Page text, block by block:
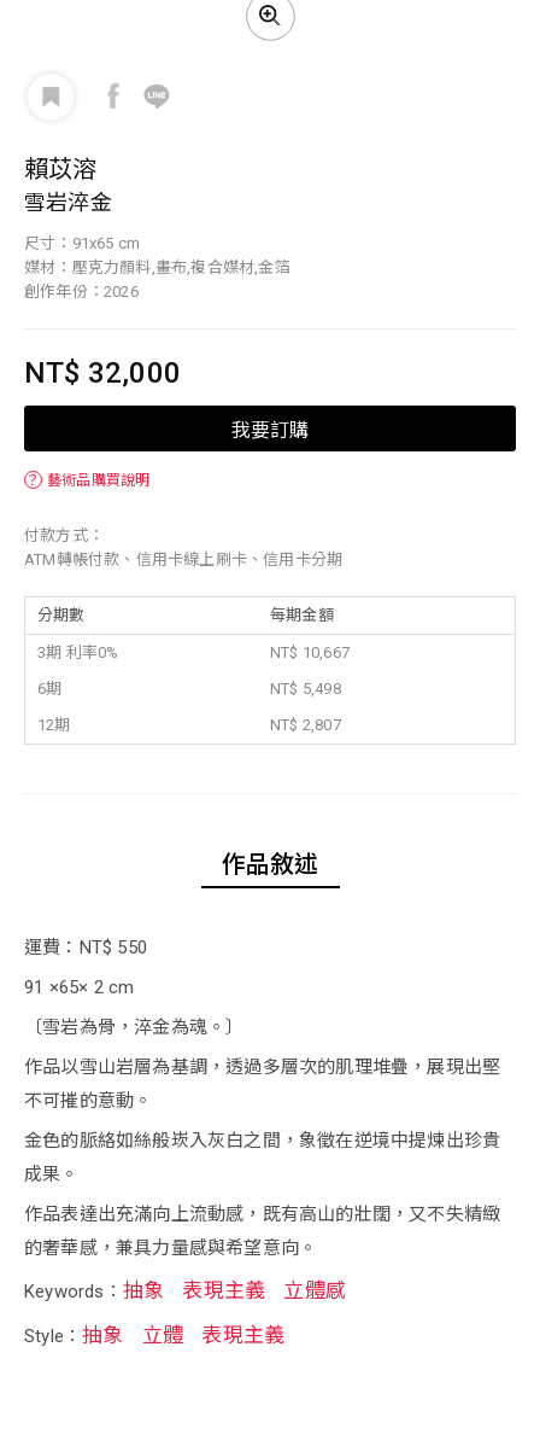
賴苡溶
雪岩淬金
尺寸：91x65 cm
媒材：壓克力顏料,畫布,複合媒材,金箔
創作年份：2026
NT$ 32,000
我要訂購
？ 藝術品購買說明
付款方式：
ATM轉帳付款、信用卡線上刷卡、信用卡分期
分期數 每期金額
3期 利率0%
NT$ 10,667
6期
NT$ 5,498
12期
NT$ 2,807
作品敘述
運費：NT$ 550
91 ×65× 2 cm
〔雪岩為骨，淬金為魂。〕
作品以雪山岩層為基調，透過多層次的肌理堆疊，展現出堅
不可摧的意動。
金色的脈絡如絲般崁入灰白之間，象徵在逆境中提煉出珍貴
成果。
作品表達出充滿向上流動感，既有高山的壯闊，又不失精緻
的奢華感，兼具力量感與希望意向。
Keywords： 抽象 表現主義 立體感
Style：抽象 立體 表現主義